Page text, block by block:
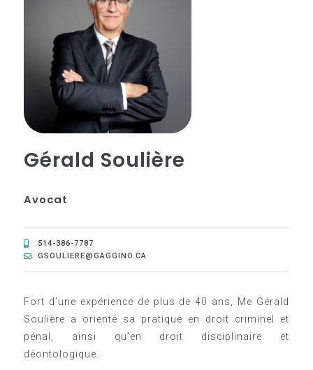
Gérald Soulière
Avocat
514-386-7787
GSOULIERE@GAGGINO.CA
Fort d’une expérience de plus de 40 ans, Me Gérald
Soulière a orienté sa pratique en droit criminel et
pénal, ainsi qu’en droit disciplinaire et
déontologique.